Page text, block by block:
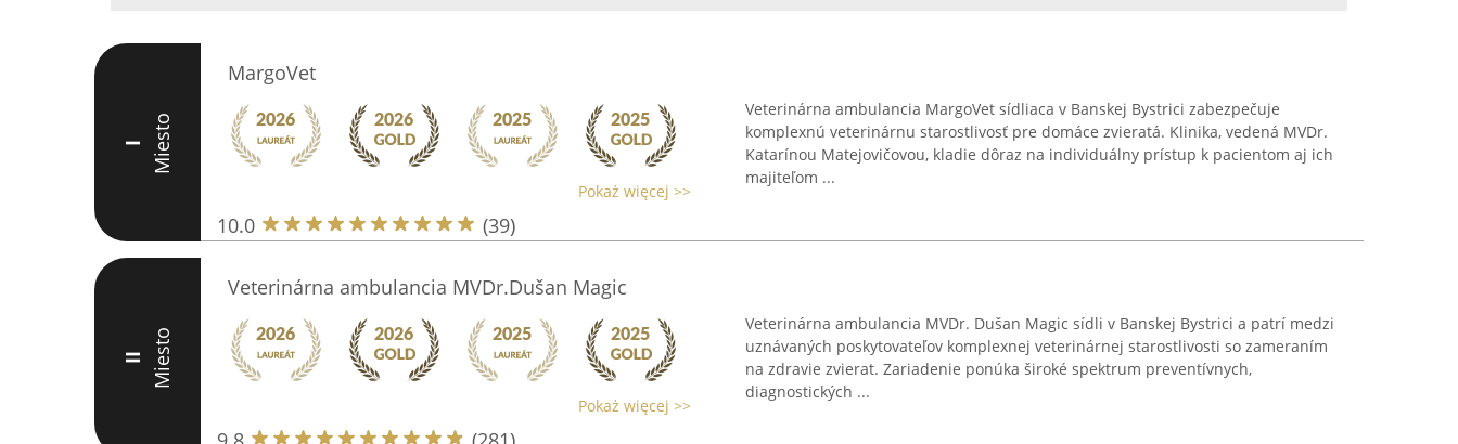
I Miesto
MargoVet
Pokaż więcej >>
10.0 (39)
Veterinárna ambulancia MargoVet sídliaca v Banskej Bystrici zabezpečuje
komplexnú veterinárnu starostlivosť pre domáce zvieratá. Klinika, vedená MVDr.
Katarínou Matejovičovou, kladie dôraz na individuálny prístup k pacientom aj ich
majiteľom ...
II Miesto
Veterinárna ambulancia MVDr.Dušan Magic
Pokaż więcej >>
Veterinárna ambulancia MVDr. Dušan Magic sídli v Banskej Bystrici a patrí medzi
uznávaných poskytovateľov komplexnej veterinárnej starostlivosti so zameraním
na zdravie zvierat. Zariadenie ponúka široké spektrum preventívnych,
diagnostických ...